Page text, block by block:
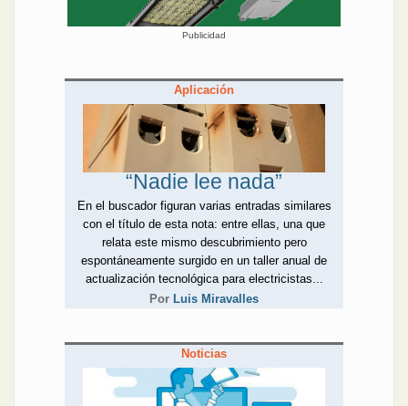
Publicidad
Aplicación
“Nadie lee nada”
En el buscador figuran varias entradas similares
con el título de esta nota: entre ellas, una que
relata este mismo descubrimiento pero
espontáneamente surgido en un taller anual de
actualización tecnológica para electricistas...
Por Luis Miravalles
Noticias